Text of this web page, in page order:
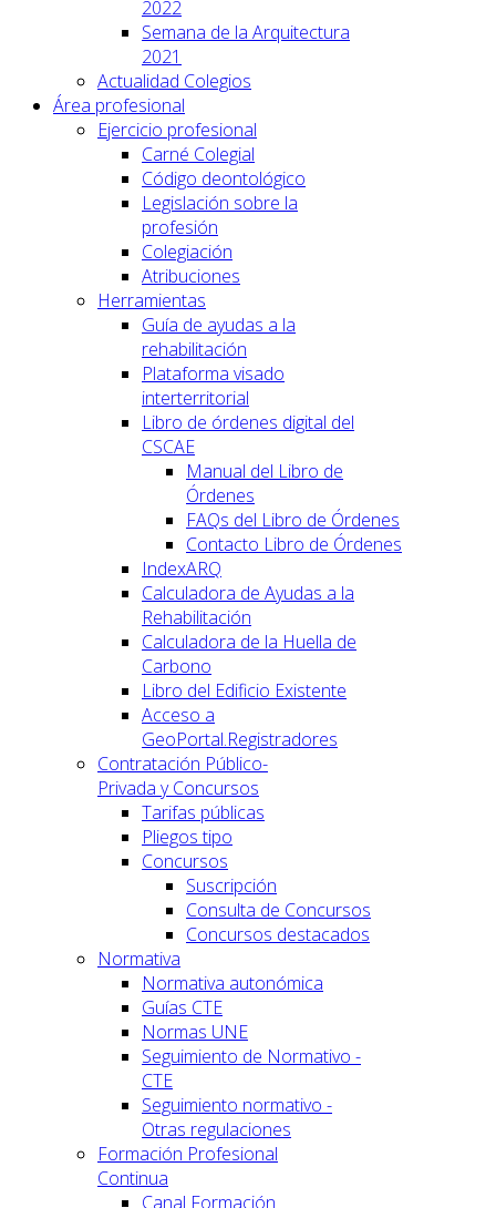
2022
Semana de la Arquitectura
2021
Actualidad Colegios
Área profesional
Ejercicio profesional
Carné Colegial
Código deontológico
Legislación sobre la
profesión
Colegiación
Atribuciones
Herramientas
Guía de ayudas a la
rehabilitación
Plataforma visado
interterritorial
Libro de órdenes digital del
CSCAE
Manual del Libro de
Órdenes
FAQs del Libro de Órdenes
Contacto Libro de Órdenes
IndexARQ
Calculadora de Ayudas a la
Rehabilitación
Calculadora de la Huella de
Carbono
Libro del Edificio Existente
Acceso a
GeoPortal.Registradores
Contratación Público-
Privada y Concursos
Tarifas públicas
Pliegos tipo
Concursos
Suscripción
Consulta de Concursos
Concursos destacados
Normativa
Normativa autonómica
Guías CTE
Normas UNE
Seguimiento de Normativo -
CTE
Seguimiento normativo -
Otras regulaciones
Formación Profesional
Continua
Canal Formación